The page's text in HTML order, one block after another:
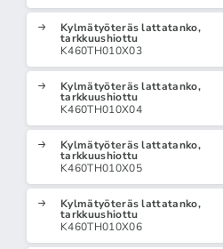
Kylmätyöteräs lattatanko,
tarkkuushiottu
K460TH010X03
Kylmätyöteräs lattatanko,
tarkkuushiottu
K460TH010X04
Kylmätyöteräs lattatanko,
tarkkuushiottu
K460TH010X05
Kylmätyöteräs lattatanko,
tarkkuushiottu
K460TH010X06